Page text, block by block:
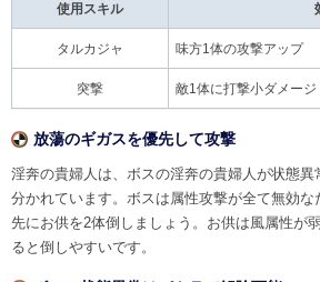
使用スキル
タルカジャ 味方1体の攻撃アップ
突撃 敵1体に打撃小ダメージ
放蕩のギガスを優先して攻撃
淫奔の貴婦人は、ボスの淫奔の貴婦人が状態異
分かれています。ボスは属性攻撃が全て無効な
先にお供を2体倒しましょう。お供は風属性が
ると倒しやすいです。